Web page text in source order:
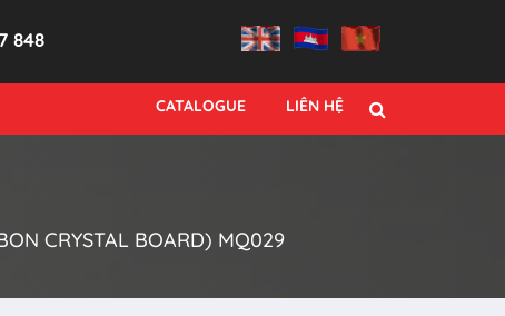
848
CATALOGUE LIÊN HỆ
CRYSTAL BOARD) MQ029